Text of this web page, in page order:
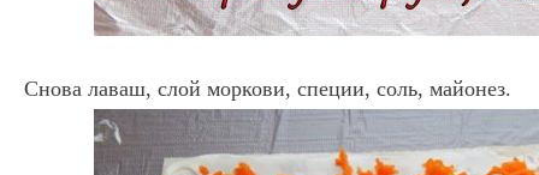
Снова лаваш, слой моркови, специи, соль, майонез.